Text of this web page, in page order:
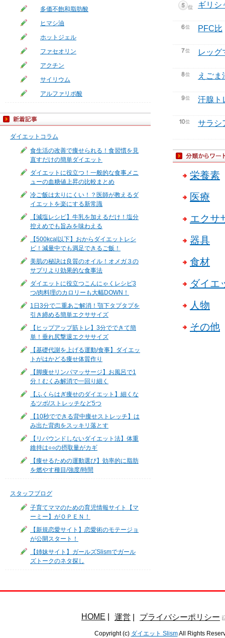
多価不飽和脂肪酸
ヒマシ油
ホットジェル
ファセオリン
アクチン
サイリウム
アルファリポ酸
ダイエットコラム
食生活の改善で痩せられる！食習慣を見
直すだけの簡単ダイエット
ダイエットに役立つ！一般的な食事メニ
ューの血糖値上昇の比較まとめ
冷ご飯は太りにくい！？医師が教えるダ
イエットを楽にする新常識
【減塩レシピ】牛乳を加えるだけ！塩分
控えめでも旨みを味わえる
【500kcal以下】おからダイエットレシ
ピ！減量中でも満足できるご飯！
美肌の秘訣は良質のオイル！オメガ３の
サプリより効果的な食事法
ダイエットに役立つこんにゃくレシピ3
つ/肉料理のカロリーも大幅DOWN！
1日3分で二重あご解消！顎下タプタプを
引き締める簡単エクササイズ
【ヒップアップ筋トレ】3分でできて簡
単！垂れ尻撃退エクササイズ
【基礎代謝を上げる運動/食事】ダイエッ
トがはかどる痩せ体質作り
【脚痩せリンパマッサージ】お風呂で1
分！むくみ解消で一回り細く
【ふくらはぎ痩せのダイエット】細くな
るツボ/ストレッチなど5つ
【10秒でできる背中痩せストレッチ】は
み出た背肉をスッキリ落とす
【リバウンドしないダイエット法】体重
維持は○○の摂取量がカギ
【痩せるための運動選び】効率的に脂肪
を燃やす種目/強度/時間
スタッフブログ
子育てママのための育児情報サイト【マ
ーミー】がＯＰＥＮ！
【新規恋愛サイト】恋愛術のモテージョ
が公開スタート！
【姉妹サイト】ガールズSlismでガール
ズトークのネタ探し
ギリシ
PFC比
レッグ
えごま
汗腺ト
サラシ
栄養素
医療
エクサ
器具
食材
ダイエ
人物
その他
HOME 運営 プライバシーポリシー
Copyright (c) ダイエット SlismAll Rights